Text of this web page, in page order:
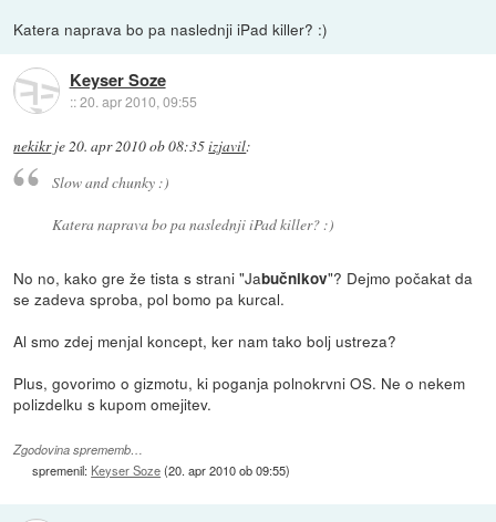
Katera naprava bo pa naslednji iPad killer? :)
Keyser Soze
::20. apr 2010, 09:55
nekikrje 20. apr 2010 ob 08:35izjavil:
Slow and chunky :)
Katera naprava bo pa naslednji iPad killer? :)
No no, kako gre že tista s strani "Jabučnikov"? Dejmo počakat da
se zadeva sproba, pol bomo pa kurcal.
Al smo zdej menjal koncept, ker nam tako bolj ustreza?
Plus, govorimo o gizmotu, ki poganja polnokrvni OS. Ne o nekem
polizdelku s kupom omejitev.
Zgodovina sprememb…
spremenil: Keyser Soze(20. apr 2010 ob 09:55)